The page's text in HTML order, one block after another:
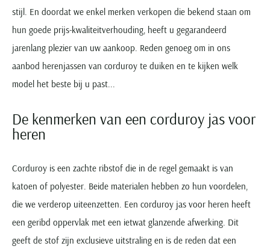
Tommy Hilfiger
Tramarossa
UBR
Vanguard
William Lockie
Xacus
Alle merken
stijl. En doordat we enkel merken verkopen die bekend staan om
hun goede prijs-kwaliteitverhouding, heeft u gegarandeerd
jarenlang plezier van uw aankoop. Reden genoeg om in ons
aanbod herenjassen van corduroy te duiken en te kijken welk
model het beste bij u past...
De kenmerken van een corduroy jas voor
heren
Corduroy is een zachte ribstof die in de regel gemaakt is van
katoen of polyester. Beide materialen hebben zo hun voordelen,
die we verderop uiteenzetten. Een corduroy jas voor heren heeft
een geribd oppervlak met een ietwat glanzende afwerking. Dit
geeft de stof zijn exclusieve uitstraling en is de reden dat een